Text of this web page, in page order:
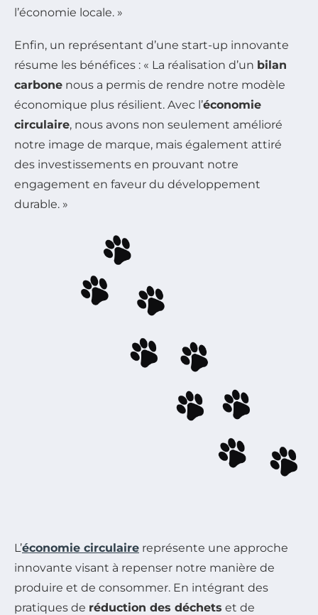
l’économie locale. »
Enfin, un représentant d’une start-up innovante
résume les bénéfices : « La réalisation d’un bilan
carbone nous a permis de rendre notre modèle
économique plus résilient. Avec l’économie
circulaire, nous avons non seulement amélioré
notre image de marque, mais également attiré
des investissements en prouvant notre
engagement en faveur du développement
durable. »
L’économie circulaire représente une approche
innovante visant à repenser notre manière de
produire et de consommer. En intégrant des
pratiques de réduction des déchets et de